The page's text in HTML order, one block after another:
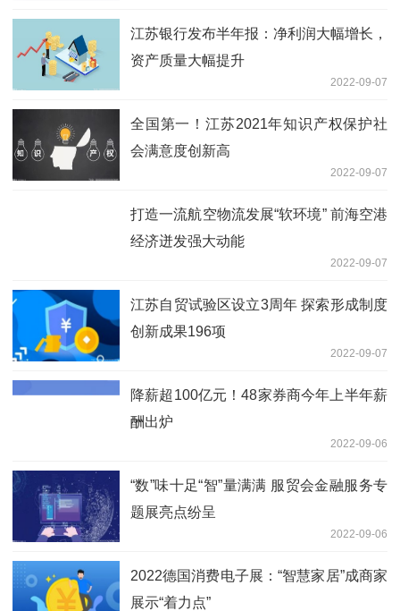
江苏银行发布半年报：净利润大幅增长，
资产质量大幅提升
2022-09-07
全国第一！江苏2021年知识产权保护社
会满意度创新高
2022-09-07
打造一流航空物流发展“软环境” 前海空港
经济迸发强大动能
2022-09-07
江苏自贸试验区设立3周年 探索形成制度
创新成果196项
2022-09-07
降薪超100亿元！48家券商今年上半年薪
酬出炉
2022-09-06
“数”味十足“智”量满满 服贸会金融服务专
题展亮点纷呈
2022-09-06
2022德国消费电子展：“智慧家居”成商家
展示“着力点”